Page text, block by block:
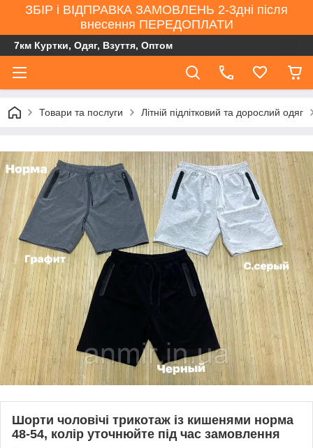
ЗБІР і ВІДПРАВКА ЗАМОВЛЕНЬ 2-3дні після
внесення ПЕРЕДОПЛАТИ
7км Куртки, Одяг, Взуття, Оптом
Товари та послуги Літній підлітковий та дорослий одяг
Шорти чоловічі трикотаж із кишенями норма
48-54, колір уточнюйте під час замовлення